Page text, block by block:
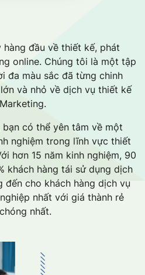
đầu về thiết kế, phát
online. Chúng tôi là một tập
đa màu sắc đã từng chinh
và nhỏ về dịch vụ thiết kế
bạn có thể yên tâm về một
nghiệm trong lĩnh vực thiết
hơn 15 năm kinh nghiệm, 90
khách hàng tái sử dụng dịch
cho khách hàng dịch vụ
nhất với giá thành rẻ
nhất.